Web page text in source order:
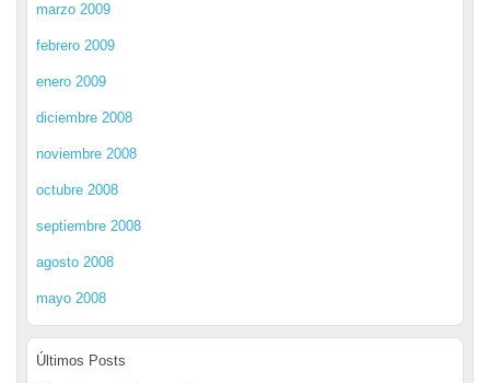
marzo 2009
febrero 2009
enero 2009
diciembre 2008
noviembre 2008
octubre 2008
septiembre 2008
agosto 2008
mayo 2008
Últimos Posts